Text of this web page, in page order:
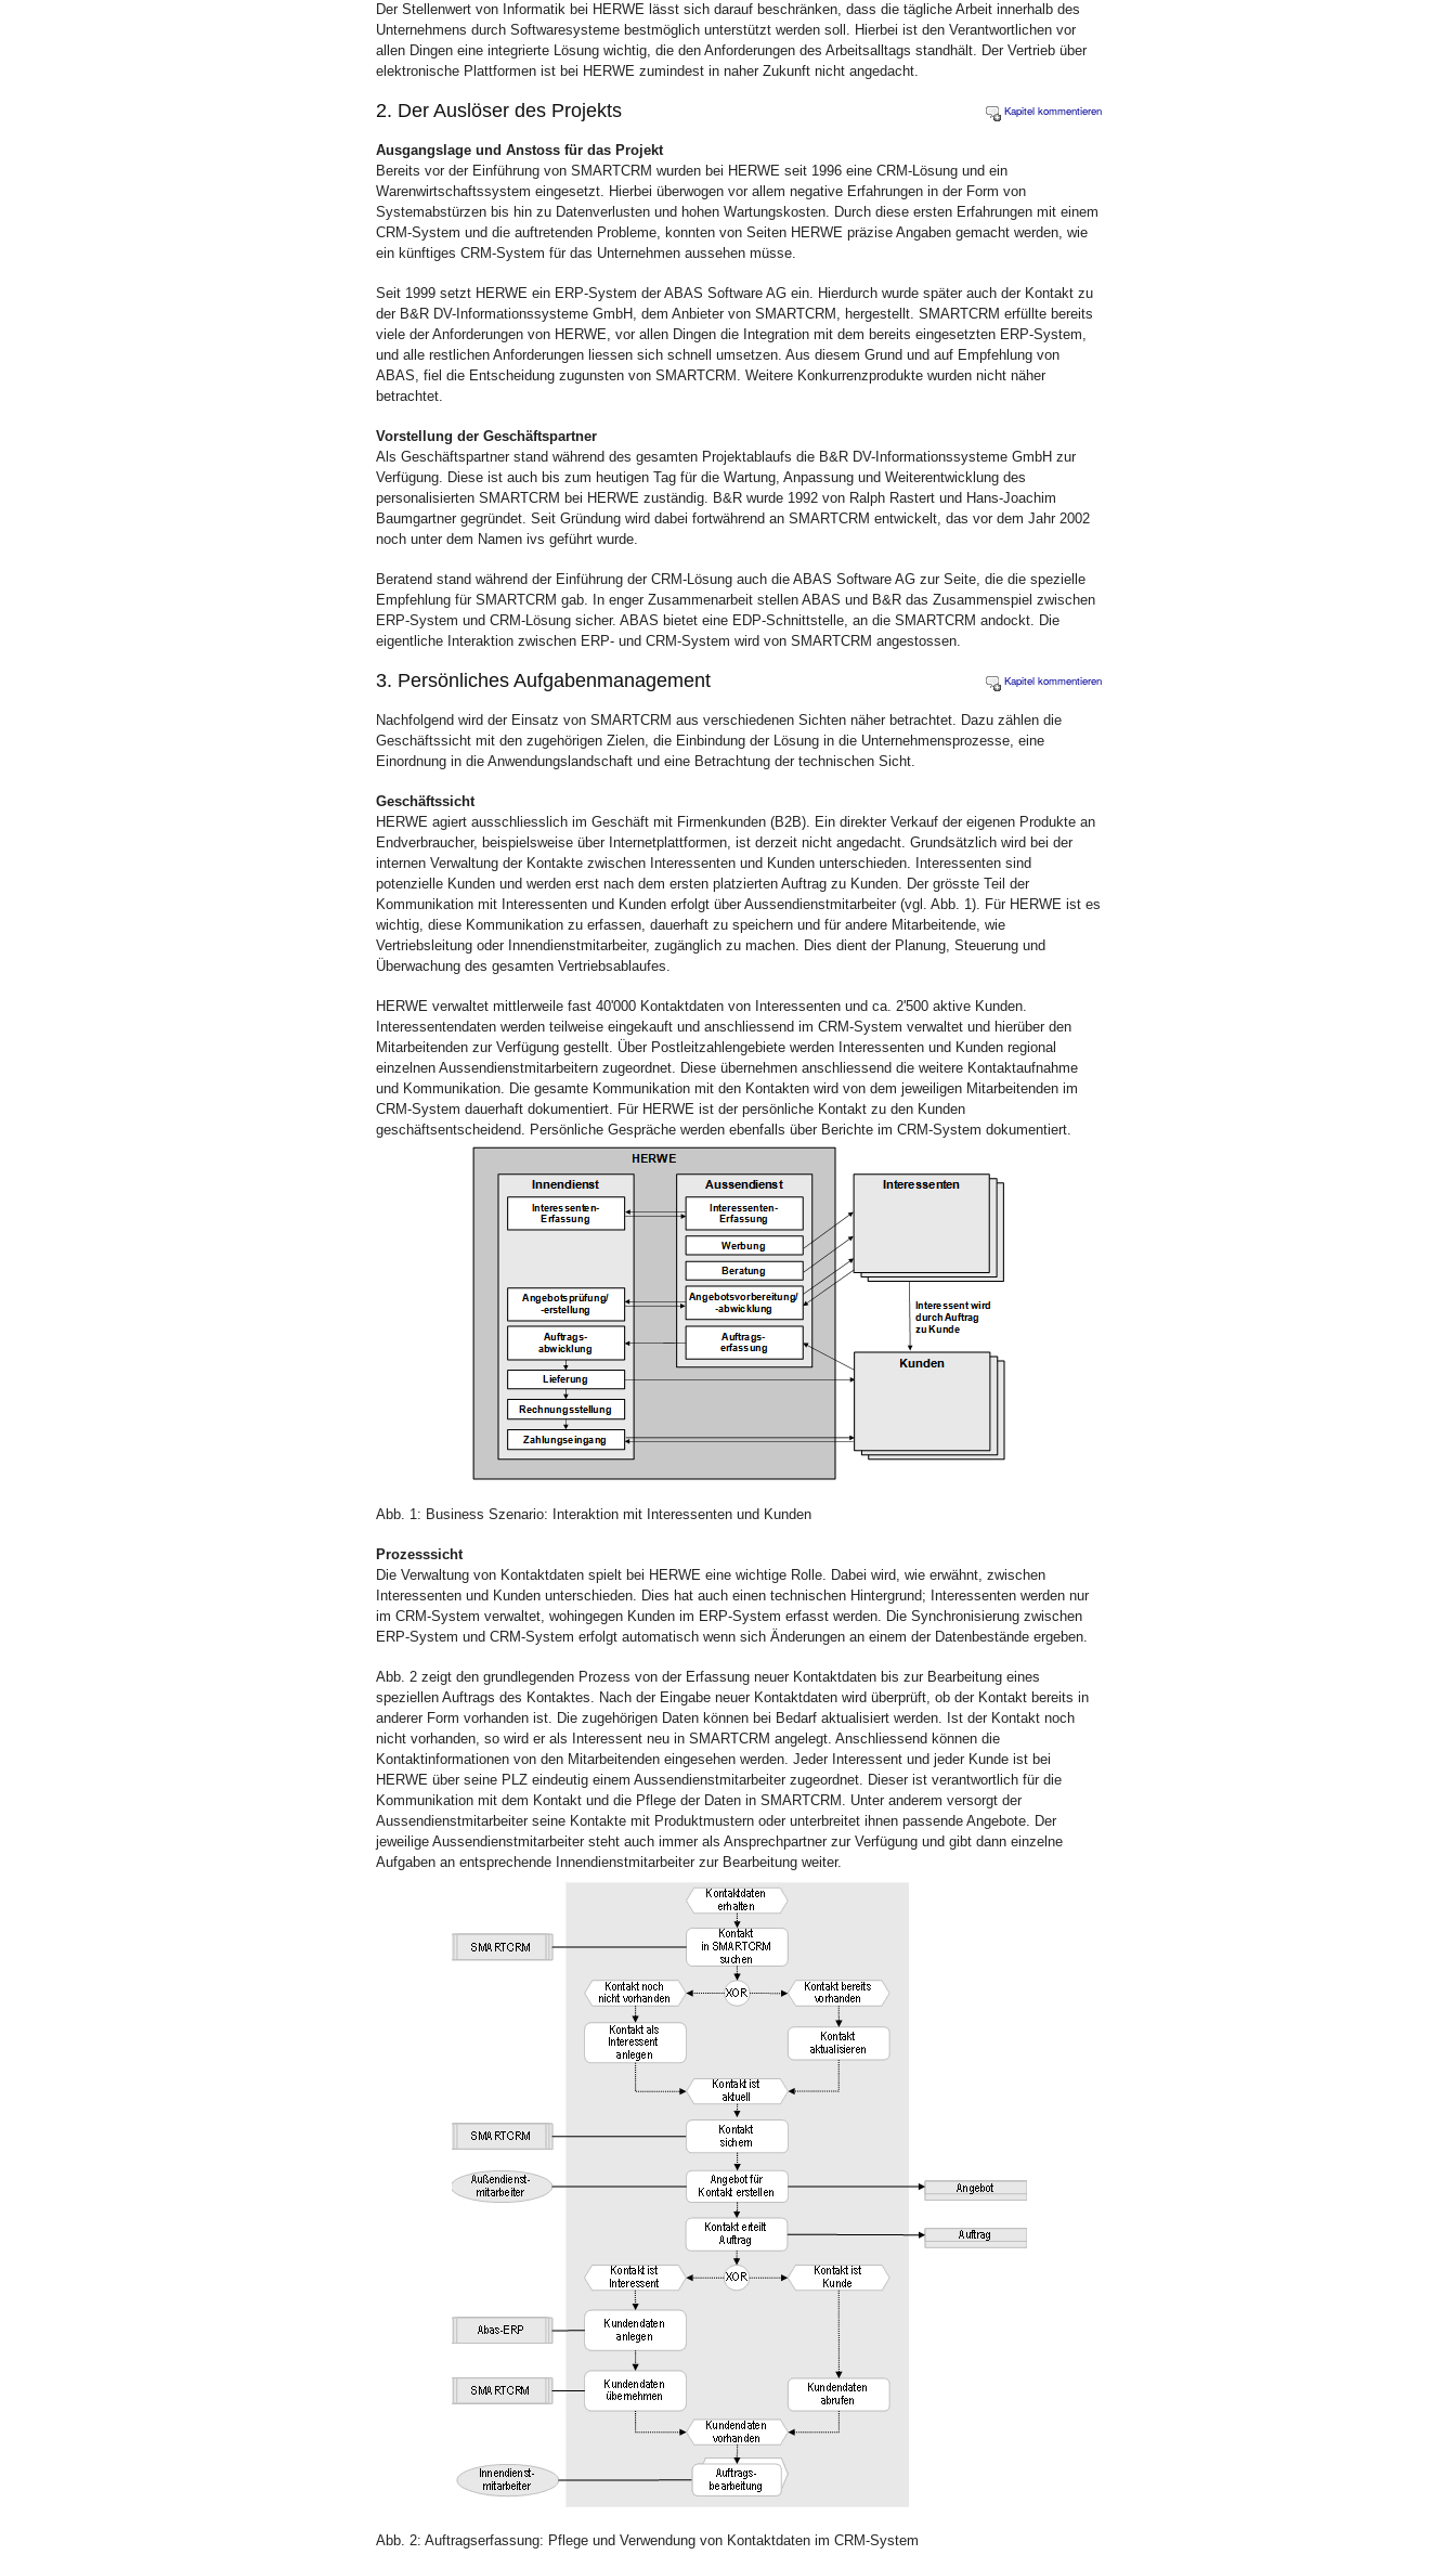
Der Stellenwert von Informatik bei HERWE lässt sich darauf beschränken, dass die tägliche Arbeit innerhalb des
Unternehmens durch Softwaresysteme bestmöglich unterstützt werden soll. Hierbei ist den Verantwortlichen vor
allen Dingen eine integrierte Lösung wichtig, die den Anforderungen des Arbeitsalltags standhält. Der Vertrieb über
elektronische Plattformen ist bei HERWE zumindest in naher Zukunft nicht angedacht.
2. Der Auslöser des Projekts Kapitel kommentieren
Ausgangslage und Anstoss für das Projekt
Bereits vor der Einführung von SMARTCRM wurden bei HERWE seit 1996 eine CRM-Lösung und ein
Warenwirtschaftssystem eingesetzt. Hierbei überwogen vor allem negative Erfahrungen in der Form von
Systemabstürzen bis hin zu Datenverlusten und hohen Wartungskosten. Durch diese ersten Erfahrungen mit einem
CRM-System und die auftretenden Probleme, konnten von Seiten HERWE präzise Angaben gemacht werden, wie
ein künftiges CRM-System für das Unternehmen aussehen müsse.
Seit 1999 setzt HERWE ein ERP-System der ABAS Software AG ein. Hierdurch wurde später auch der Kontakt zu
der B&R DV-Informationssysteme GmbH, dem Anbieter von SMARTCRM, hergestellt. SMARTCRM erfüllte bereits
viele der Anforderungen von HERWE, vor allen Dingen die Integration mit dem bereits eingesetzten ERP-System,
und alle restlichen Anforderungen liessen sich schnell umsetzen. Aus diesem Grund und auf Empfehlung von
ABAS, fiel die Entscheidung zugunsten von SMARTCRM. Weitere Konkurrenzprodukte wurden nicht näher
betrachtet.
Vorstellung der Geschäftspartner
Als Geschäftspartner stand während des gesamten Projektablaufs die B&R DV-Informationssysteme GmbH zur
Verfügung. Diese ist auch bis zum heutigen Tag für die Wartung, Anpassung und Weiterentwicklung des
personalisierten SMARTCRM bei HERWE zuständig. B&R wurde 1992 von Ralph Rastert und Hans-Joachim
Baumgartner gegründet. Seit Gründung wird dabei fortwährend an SMARTCRM entwickelt, das vor dem Jahr 2002
noch unter dem Namen ivs geführt wurde.
Beratend stand während der Einführung der CRM-Lösung auch die ABAS Software AG zur Seite, die die spezielle
Empfehlung für SMARTCRM gab. In enger Zusammenarbeit stellen ABAS und B&R das Zusammenspiel zwischen
ERP-System und CRM-Lösung sicher. ABAS bietet eine EDP-Schnittstelle, an die SMARTCRM andockt. Die
eigentliche Interaktion zwischen ERP- und CRM-System wird von SMARTCRM angestossen.
3. Persönliches Aufgabenmanagement Kapitel kommentieren
Nachfolgend wird der Einsatz von SMARTCRM aus verschiedenen Sichten näher betrachtet. Dazu zählen die
Geschäftssicht mit den zugehörigen Zielen, die Einbindung der Lösung in die Unternehmensprozesse, eine
Einordnung in die Anwendungslandschaft und eine Betrachtung der technischen Sicht.
Geschäftssicht
HERWE agiert ausschliesslich im Geschäft mit Firmenkunden (B2B). Ein direkter Verkauf der eigenen Produkte an
Endverbraucher, beispielsweise über Internetplattformen, ist derzeit nicht angedacht. Grundsätzlich wird bei der
internen Verwaltung der Kontakte zwischen Interessenten und Kunden unterschieden. Interessenten sind
potenzielle Kunden und werden erst nach dem ersten platzierten Auftrag zu Kunden. Der grösste Teil der
Kommunikation mit Interessenten und Kunden erfolgt über Aussendienstmitarbeiter (vgl. Abb. 1). Für HERWE ist es
wichtig, diese Kommunikation zu erfassen, dauerhaft zu speichern und für andere Mitarbeitende, wie
Vertriebsleitung oder Innendienstmitarbeiter, zugänglich zu machen. Dies dient der Planung, Steuerung und
Überwachung des gesamten Vertriebsablaufes.
HERWE verwaltet mittlerweile fast 40'000 Kontaktdaten von Interessenten und ca. 2'500 aktive Kunden.
Interessentendaten werden teilweise eingekauft und anschliessend im CRM-System verwaltet und hierüber den
Mitarbeitenden zur Verfügung gestellt. Über Postleitzahlengebiete werden Interessenten und Kunden regional
einzelnen Aussendienstmitarbeitern zugeordnet. Diese übernehmen anschliessend die weitere Kontaktaufnahme
und Kommunikation. Die gesamte Kommunikation mit den Kontakten wird von dem jeweiligen Mitarbeitenden im
CRM-System dauerhaft dokumentiert. Für HERWE ist der persönliche Kontakt zu den Kunden
geschäftsentscheidend. Persönliche Gespräche werden ebenfalls über Berichte im CRM-System dokumentiert.
Abb. 1: Business Szenario: Interaktion mit Interessenten und Kunden
Prozesssicht
Die Verwaltung von Kontaktdaten spielt bei HERWE eine wichtige Rolle. Dabei wird, wie erwähnt, zwischen
Interessenten und Kunden unterschieden. Dies hat auch einen technischen Hintergrund; Interessenten werden nur
im CRM-System verwaltet, wohingegen Kunden im ERP-System erfasst werden. Die Synchronisierung zwischen
ERP-System und CRM-System erfolgt automatisch wenn sich Änderungen an einem der Datenbestände ergeben.
Abb. 2 zeigt den grundlegenden Prozess von der Erfassung neuer Kontaktdaten bis zur Bearbeitung eines
speziellen Auftrags des Kontaktes. Nach der Eingabe neuer Kontaktdaten wird überprüft, ob der Kontakt bereits in
anderer Form vorhanden ist. Die zugehörigen Daten können bei Bedarf aktualisiert werden. Ist der Kontakt noch
nicht vorhanden, so wird er als Interessent neu in SMARTCRM angelegt. Anschliessend können die
Kontaktinformationen von den Mitarbeitenden eingesehen werden. Jeder Interessent und jeder Kunde ist bei
HERWE über seine PLZ eindeutig einem Aussendienstmitarbeiter zugeordnet. Dieser ist verantwortlich für die
Kommunikation mit dem Kontakt und die Pflege der Daten in SMARTCRM. Unter anderem versorgt der
Aussendienstmitarbeiter seine Kontakte mit Produktmustern oder unterbreitet ihnen passende Angebote. Der
jeweilige Aussendienstmitarbeiter steht auch immer als Ansprechpartner zur Verfügung und gibt dann einzelne
Aufgaben an entsprechende Innendienstmitarbeiter zur Bearbeitung weiter.
Abb. 2: Auftragserfassung: Pflege und Verwendung von Kontaktdaten im CRM-System